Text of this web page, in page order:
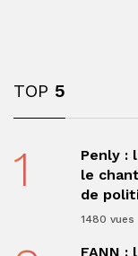
TOP 5
1
Penly :
le
de
1480 vues
FANN :